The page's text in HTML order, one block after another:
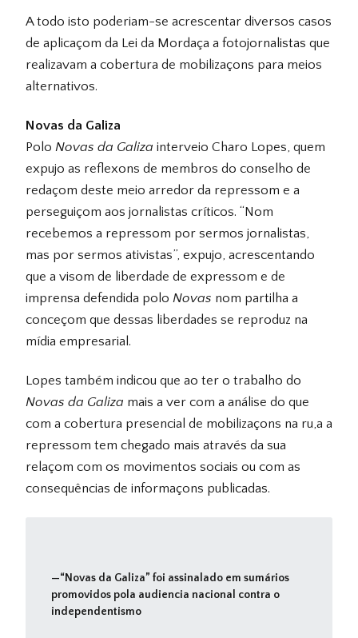
A todo isto poderiam-se acrescentar diversos casos
de aplicaçom da Lei da Mordaça a fotojornalistas que
realizavam a cobertura de mobilizaçons para meios
alternativos.
Novas da Galiza
Polo Novas da Galiza interveio Charo Lopes, quem
expujo as reflexons de membros do conselho de
redaçom deste meio arredor da repressom e a
perseguiçom aos jornalistas críticos. “Nom
recebemos a repressom por sermos jornalistas,
mas por sermos ativistas”, expujo, acrescentando
que a visom de liberdade de expressom e de
imprensa defendida polo Novas nom partilha a
conceçom que dessas liberdades se reproduz na
mídia empresarial.
Lopes também indicou que ao ter o trabalho do
Novas da Galiza mais a ver com a análise do que
com a cobertura presencial de mobilizaçons na ru,a a
repressom tem chegado mais através da sua
relaçom com os movimentos sociais ou com as
consequências de informaçons publicadas.
“Novas da Galiza” foi assinalado em sumários
promovidos pola audiencia nacional contra o
independentismo